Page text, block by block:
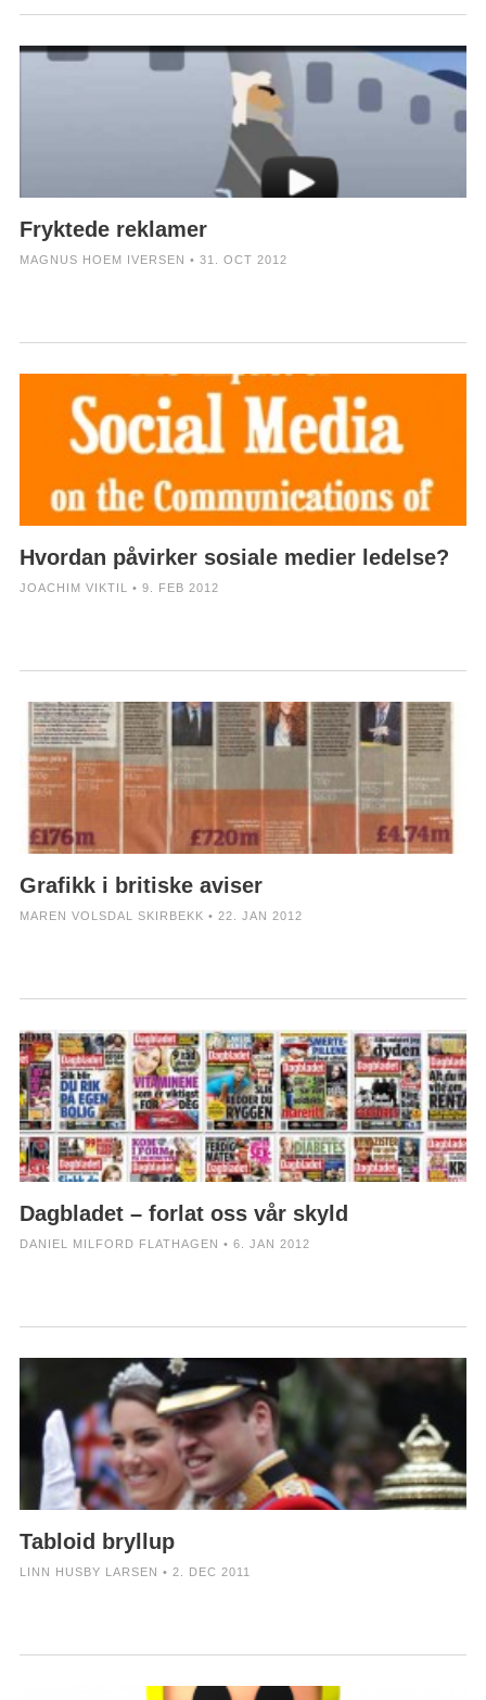
Fryktede reklamer
MAGNUS HOEM IVERSEN • 31. OCT 2012
Hvordan påvirker sosiale medier ledelse?
JOACHIM VIKTIL • 9. FEB 2012
Grafikk i britiske aviser
MAREN VOLSDAL SKIRBEKK • 22. JAN 2012
Dagbladet – forlat oss vår skyld
DANIEL MILFORD FLATHAGEN • 6. JAN 2012
Tabloid bryllup
LINN HUSBY LARSEN • 2. DEC 2011